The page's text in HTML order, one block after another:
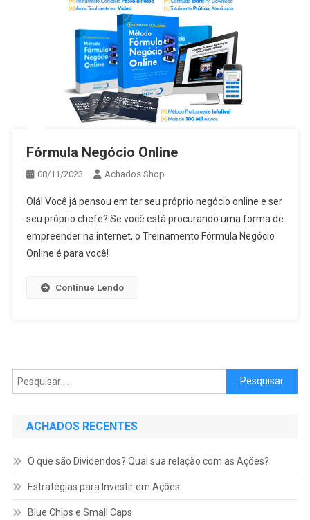
Fórmula Negócio Online
08/11/2023 Achados.Shop
Olá! Você já pensou em ter seu próprio negócio online e ser
seu próprio chefe? Se você está procurando uma forma de
empreender na internet, o Treinamento Fórmula Negócio
Online é para você!
Continue Lendo
Pesquisar por:
ACHADOS RECENTES
O que são Dividendos? Qual sua relação com as Ações?
Estratégias para Investir em Ações
Blue Chips e Small Caps